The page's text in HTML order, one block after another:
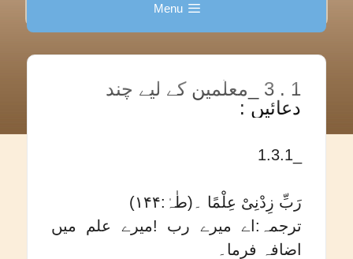
Menu
1 . 3 _معلّمین کے لیے چند
دعائیں :
رَبِّ زِدْنِیْ عِلْمًا ۔(طٰہٰ:۱۴۴)
ترجمہ:اے میرے رب !میرے علم میں
اضافہ فرما۔